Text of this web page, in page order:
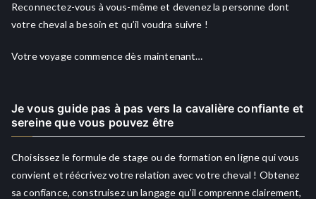
Reconnectez-vous à vous-même et devenez la personne dont
votre cheval a besoin et qu’il voudra suivre !
Votre voyage commence dès maintenant…
Je vous guide pas à pas vers la cavalière confiante et
sereine que vous pouvez être
Choisissez le formule de stage ou de formation en ligne qui vous
convient et réécrivez votre relation avec votre cheval ! Obtenez
sa confiance, construisez un langage qu’il comprenne clairement,